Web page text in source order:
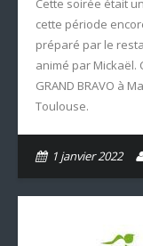
Cette soirée était
cette période
préparé par le
animé par Mickaël.
GRAND BRAVO à
Toulouse.
1 janvier 2022